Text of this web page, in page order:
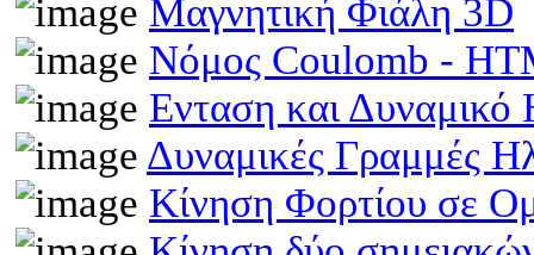
Μαγνητική Φιάλη 3D
Νόμος Coulomb -
Ενταση και
Δυναμικές Γραμμές
Κίνηση Φορτίου σε